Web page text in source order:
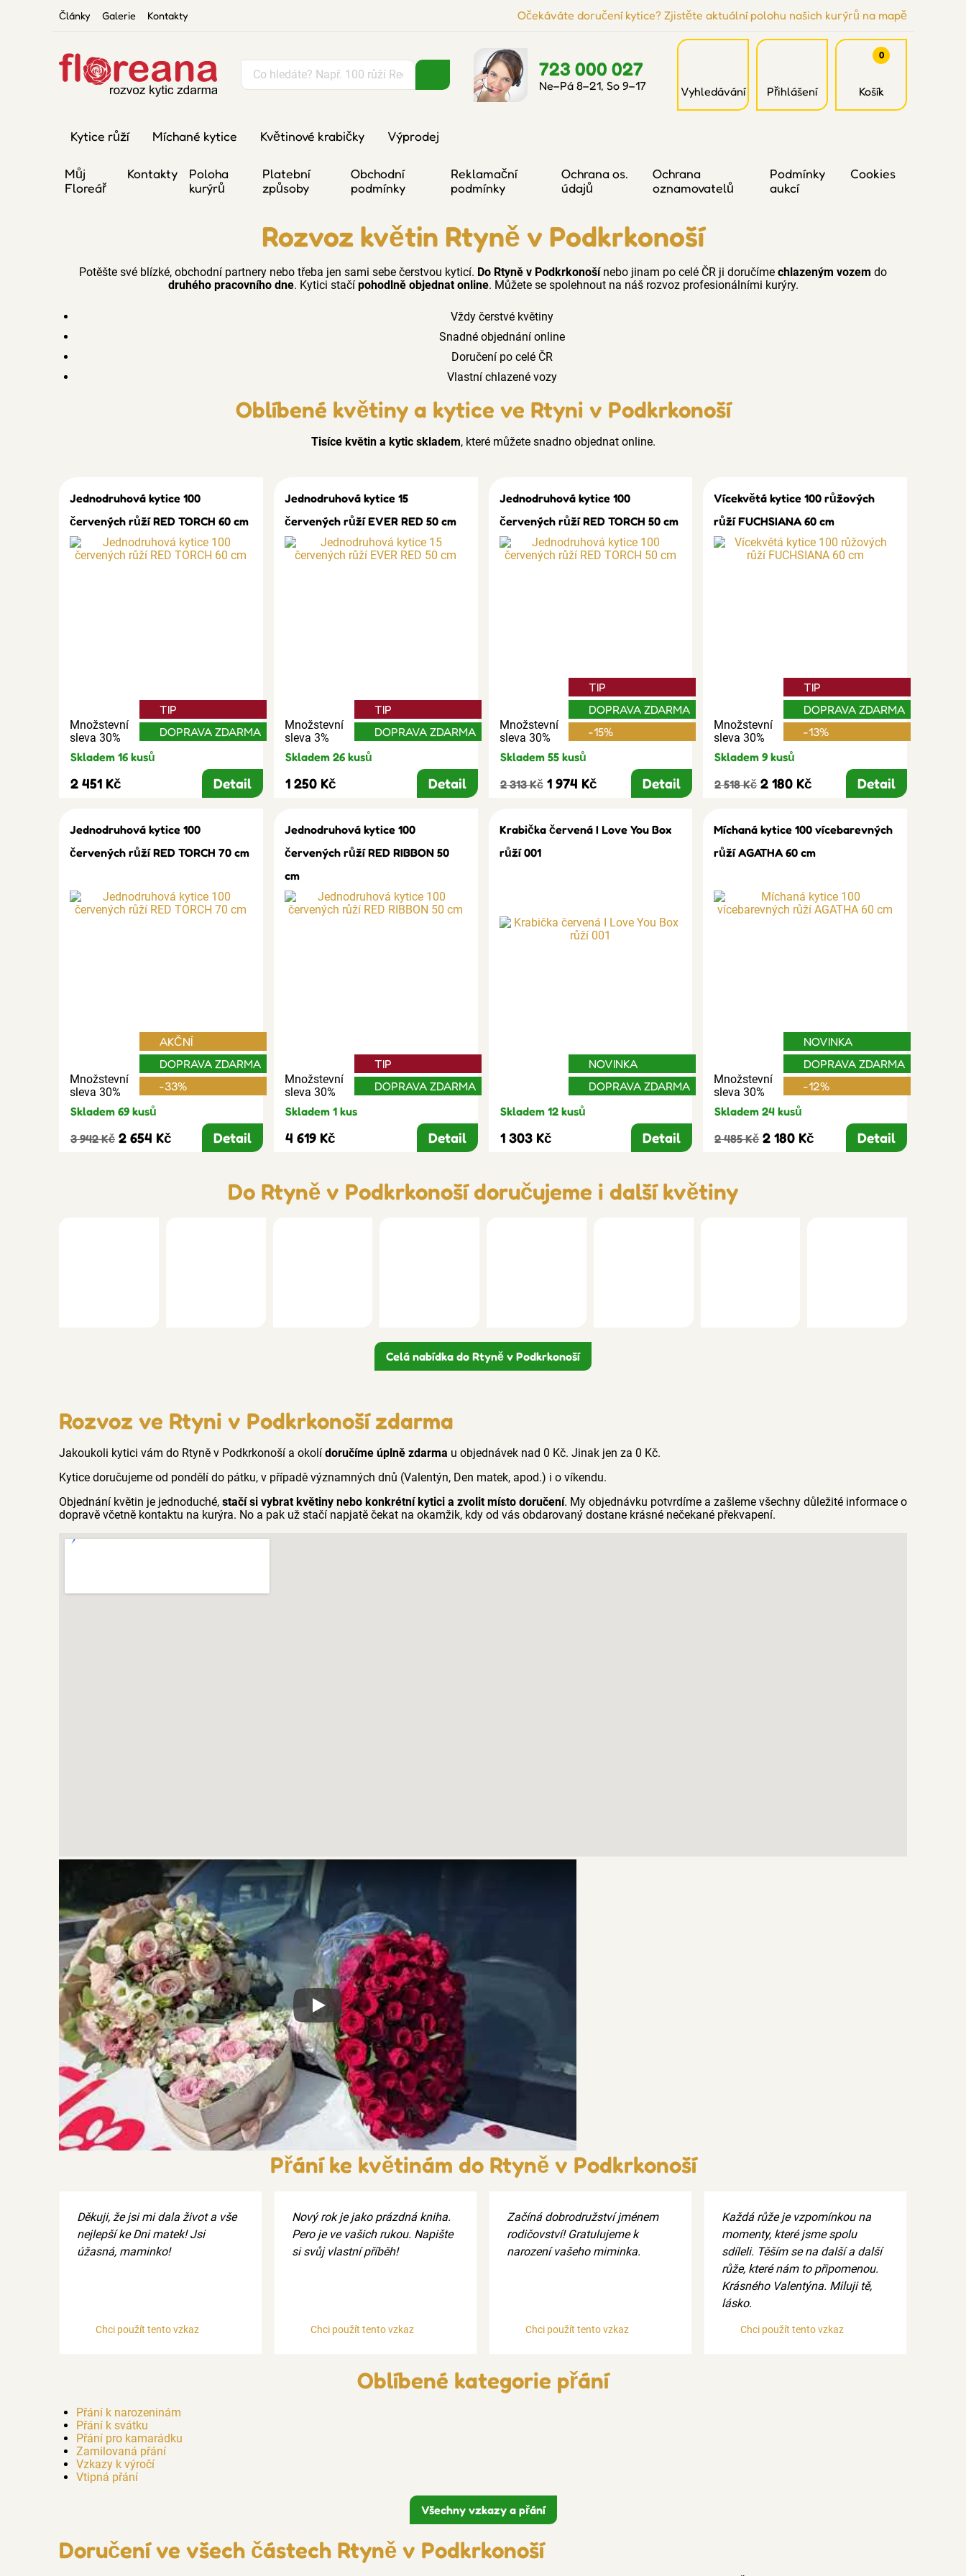
Články Galerie Kontakty Očekáváte doručení kytice? Zjistěte aktuální polohu našich kurýrů na mapě
723 000 027
Ne–Pá 8–21, So 9–17 Vyhledávání Přihlášení
0
Košík
Kytice růží Míchané kytice Květinové krabičky Výprodej
Můj
Floreář
Kontakty
Poloha
kurýrů
Platební
způsoby
Obchodní
podmínky
Reklamační
podmínky
Ochrana os.
údajů
Ochrana
oznamovatelů
Podmínky
aukcí
Cookies
Rozvoz květin Rtyně v Podkrkonoší
Potěšte své blízké, obchodní partnery nebo třeba jen sami sebe čerstvou kyticí. Do Rtyně v Podkrkonošínebo jinam po celé ČR ji doručíme chlazeným vozem do
druhého pracovního dne. Kytici stačí pohodlně objednat online. Můžete se spolehnout na náš rozvoz profesionálními kurýry.
Vždy čerstvé květiny
Snadné objednání online
Doručení po celé ČR
Vlastní chlazené vozy
Oblíbené květiny a kytice ve Rtyni v Podkrkonoší
Tisíce květin a kytic skladem, které můžete snadno objednat online.
Jednodruhová kytice 100
červených růží RED TORCH 60 cm
Množstevní
sleva 30%
TIP
DOPRAVA ZDARMA
Skladem 16 kusů
2 451 Kč Detail
Jednodruhová kytice 15
červených růží EVER RED 50 cm
Množstevní
sleva 3%
TIP
DOPRAVA ZDARMA
Skladem 26 kusů
1 250 Kč Detail
Jednodruhová kytice 100
červených růží RED TORCH 50 cm
Množstevní
sleva 30%
TIP
DOPRAVA ZDARMA
-15%
Skladem 55 kusů
2 313 Kč 1 974 Kč Detail
Vícekvětá kytice 100 růžových
růží FUCHSIANA 60 cm
Množstevní
sleva 30%
TIP
DOPRAVA ZDARMA
-13%
Skladem 9 kusů
2 518 Kč 2 180 Kč Detail
Jednodruhová kytice 100
červených růží RED TORCH 70 cm
Množstevní
sleva 30%
AKČNÍ
DOPRAVA ZDARMA
-33%
Skladem 69 kusů
3 942 Kč 2 654 Kč Detail
Jednodruhová kytice 100
červených růží RED RIBBON 50
cm
Množstevní
sleva 30%
TIP
DOPRAVA ZDARMA
Skladem 1 kus
4 619 Kč Detail
Krabička červená I Love You Box
růží 001
NOVINKA
DOPRAVA ZDARMA
Skladem 12 kusů
1 303 Kč Detail
Míchaná kytice 100 vícebarevných
růží AGATHA 60 cm
Množstevní
sleva 30%
NOVINKA
DOPRAVA ZDARMA
-12%
Skladem 24 kusů
2 485 Kč 2 180 Kč Detail
Do Rtyně v Podkrkonoší doručujeme i další květiny
Celá nabídka do Rtyně v Podkrkonoší
Rozvoz ve Rtyni v Podkrkonoší zdarma
Jakoukoli kytici vám do Rtyně v Podkrkonoší a okolí doručíme úplně zdarma u objednávek nad 0 Kč. Jinak jen za 0 Kč.
Kytice doručujeme od pondělí do pátku, v případě významných dnů (Valentýn, Den matek, apod.) i o víkendu.
Objednání květin je jednoduché, stačí si vybrat květiny nebo konkrétní kytici a zvolit místo doručení. My objednávku potvrdíme a zašleme všechny důležité informace o
dopravě včetně kontaktu na kurýra. No a pak už stačí napjatě čekat na okamžik, kdy od vás obdarovaný dostane krásné nečekané překvapení.
Xxx
Přání ke květinám do Rtyně v Podkrkonoší
Děkuji, že jsi mi dala život a vše
nejlepší ke Dni matek! Jsi
úžasná, maminko!
Chci použít tento vzkaz
Nový rok je jako prázdná kniha.
Pero je ve vašich rukou. Napište
si svůj vlastní příběh!
Chci použít tento vzkaz
Začíná dobrodružství jménem
rodičovství! Gratulujeme k
narození vašeho miminka.
Chci použít tento vzkaz
Každá růže je vzpomínkou na
momenty, které jsme spolu
sdíleli. Těším se na další a další
růže, které nám to připomenou.
Krásného Valentýna. Miluji tě,
lásko.
Chci použít tento vzkaz
Oblíbené kategorie přání
Přání k narozeninám
Přání k svátku
Přání pro kamarádku
Zamilovaná přání
Vzkazy k výročí
Vtipná přání
Všechny vzkazy a přání
Doručení ve všech částech Rtyně v Podkrkonoší